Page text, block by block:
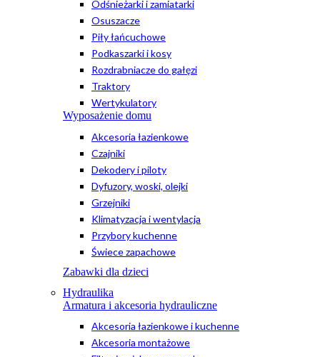
Odśnieżarki i zamiatarki
Osuszacze
Piły łańcuchowe
Podkaszarki i kosy
Rozdrabniacze do gałęzi
Traktory
Wertykulatory
Wyposażenie domu
Akcesoria łazienkowe
Czajniki
Dekodery i piloty
Dyfuzory, woski, olejki
Grzejniki
Klimatyzacja i wentylacja
Przybory kuchenne
Świece zapachowe
Zabawki dla dzieci
Hydraulika
Armatura i akcesoria hydrauliczne
Akcesoria łazienkowe i kuchenne
Akcesoria montażowe